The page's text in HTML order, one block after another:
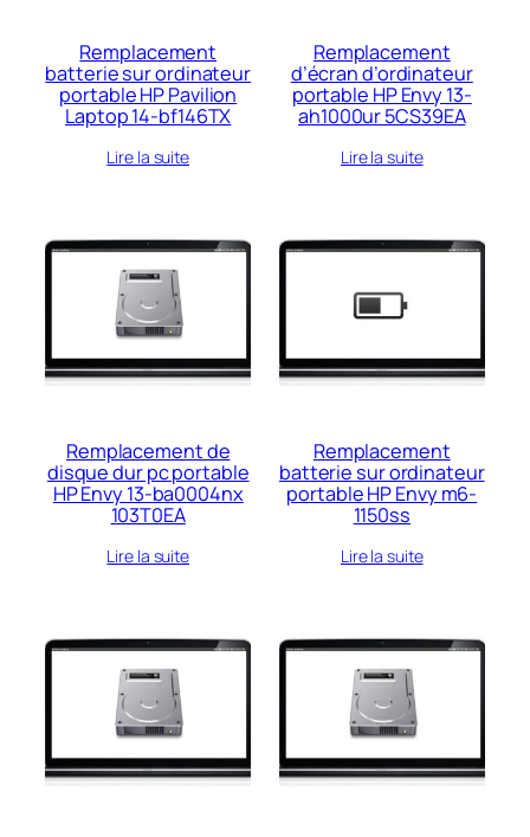
Remplacement
batterie sur ordinateur
portable HP Pavilion
Laptop 14-bf146TX
Lire la suite
Remplacement
d’écran d’ordinateur
portable HP Envy 13-
ah1000ur 5CS39EA
Lire la suite
Remplacement de
disque dur pc portable
HP Envy 13-ba0004nx
103T0EA
Lire la suite
Remplacement
batterie sur ordinateur
portable HP Envy m6-
1150ss
Lire la suite